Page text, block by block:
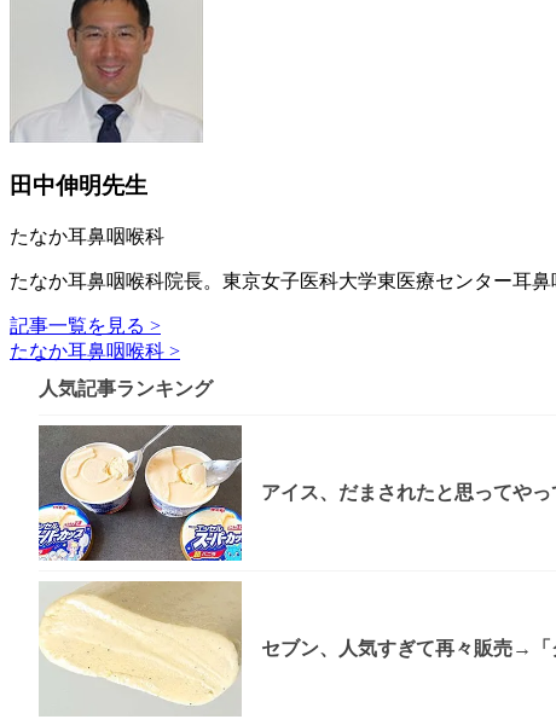
田中伸明先生
たなか耳鼻咽喉科
たなか耳鼻咽喉科院長。東京女子医科大学東医療センター耳
記事一覧を見る >
たなか耳鼻咽喉科 >
人気記事ランキング
アイス、だまされたと思ってや
セブン、人気すぎて再々販売→「